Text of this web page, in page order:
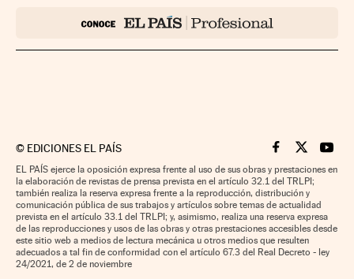
© EDICIONES EL PAÍS Cinco Días en
Cinco Días
Cinco
EL PAÍS ejerce la oposición expresa frente al uso de sus obras y prestaciones en
la elaboración de revistas de prensa prevista en el artículo 32.1 del TRLPI;
también realiza la reserva expresa frente a la reproducción, distribución y
comunicación pública de sus trabajos y artículos sobre temas de actualidad
prevista en el artículo 33.1 del TRLPI; y, asimismo, realiza una reserva expresa
de las reproducciones y usos de las obras y otras prestaciones accesibles desde
este sitio web a medios de lectura mecánica u otros medios que resulten
adecuados a tal fin de conformidad con el artículo 67.3 del Real Decreto - ley
24/2021, de 2 de noviembre